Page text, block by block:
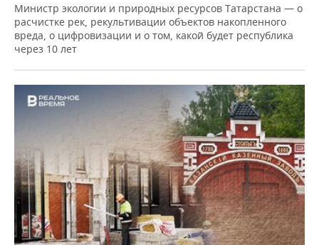
Министр экологии и природных ресурсов Татарстана — о
расчистке рек, рекультивации объектов накопленного
вреда, о цифровизации и о том, какой будет республика
через 10 лет